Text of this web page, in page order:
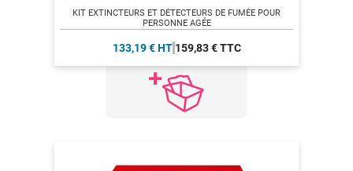
KIT EXTINCTEURS ET DÉTECTEURS DE FUMÉE POUR
PERSONNE AGÉE
133,19 € HT 159,83 € TTC